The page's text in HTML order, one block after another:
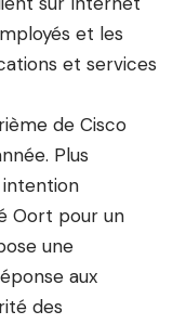
et les
et services
de Cisco
Plus
Oort pour un
une
aux
des